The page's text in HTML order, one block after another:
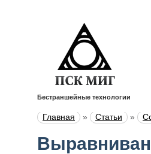
Бестраншейные технологии
Главная » Статьи »